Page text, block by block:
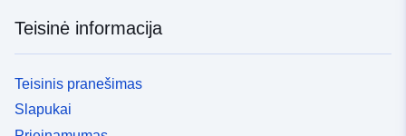
Teisinė informacija
Teisinis pranešimas
Slapukai